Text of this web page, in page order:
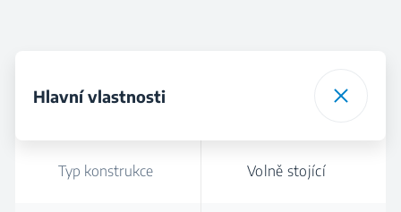
Hlavní vlastnosti
Typ konstrukce Volně stojící